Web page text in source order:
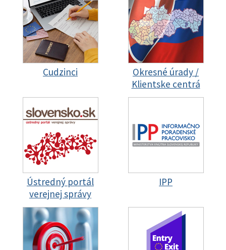
Cudzinci
Okresné úrady /
Klientske centrá
Ústredný portál
verejnej správy
IPP